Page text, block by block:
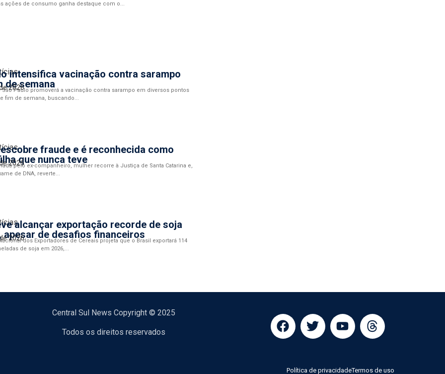
ações de consumo ganha destaque com o...
intensifica vacinação contra sarampo
de semana
2026
São Paulo promoverá a vacinação contra sarampo em diversos pontos
fim de semana, buscando...
fraude e é reconhecida como
que nunca teve
2026
pelo ex-companheiro, mulher recorre à Justiça de Santa Catarina e,
de DNA, reverte...
alcançar exportação recorde de soja
apesar de desafios financeiros
2026dos Exportadores de Cereais projeta que o Brasil exportará 114
de soja em 2026,...
Central Sul News Copyright © 2025
Todos os direitos reservados
Política de privacidadeTermos de uso